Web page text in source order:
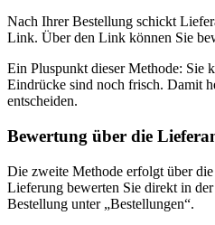
Nach Ihrer Bestellung schickt
Link. Über den Link können Sie
Ein Pluspunkt dieser Methode: Sie
Eindrücke sind noch frisch. Damit
entscheiden.
Bewertung über die
Die zweite Methode erfolgt über
Lieferung bewerten Sie direkt in
Bestellung unter „Bestellungen“.